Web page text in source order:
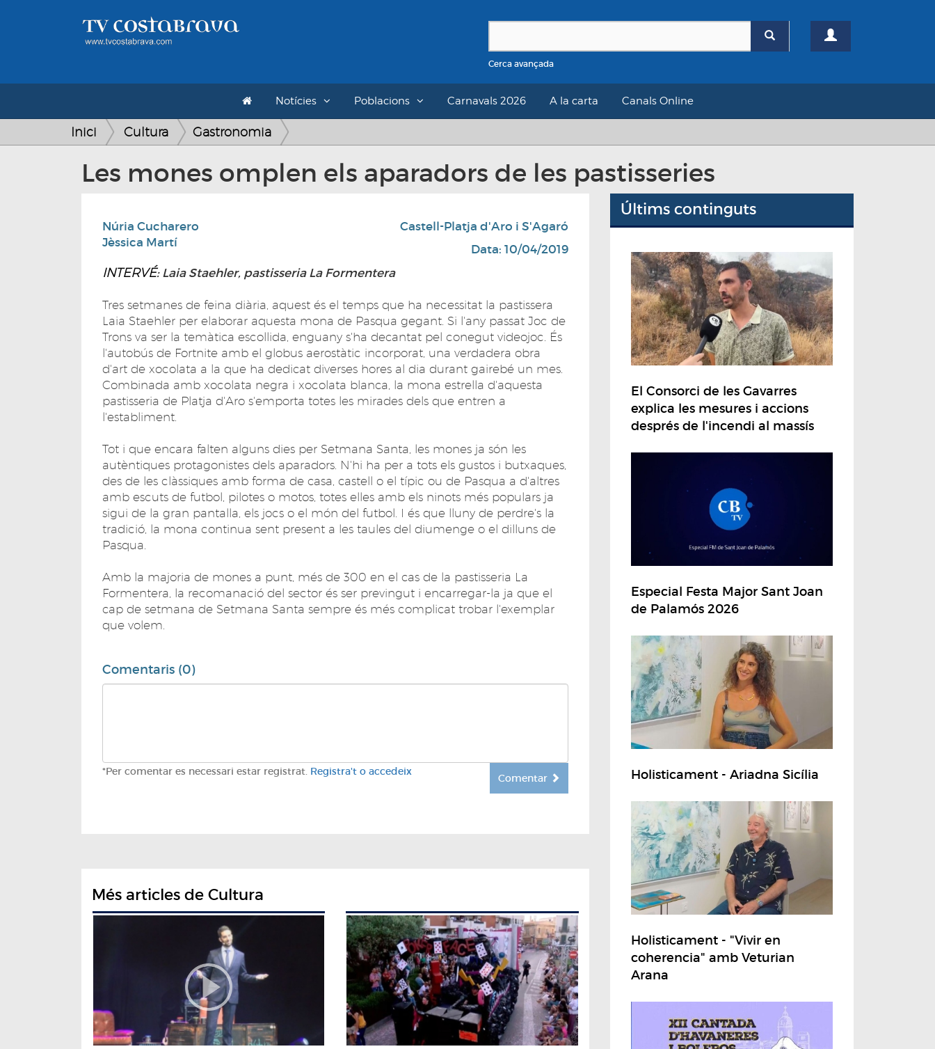
Cerca avançada
Notícies Poblacions Carnavals 2026 A la carta Canals Online
Inici Cultura Gastronomia
Les mones omplen els aparadors de les pastisseries
Núria Cucharero
Jèssica Martí
Castell-Platja d'Aro i S'Agaró
Data: 10/04/2019
INTERVÉ: Laia Staehler, pastisseria La Formentera
Tres setmanes de feina diària, aquest és el temps que ha necessitat la pastissera
Laia Staehler per elaborar aquesta mona de Pasqua gegant. Si l'any passat Joc de
Trons va ser la temàtica escollida, enguany s'ha decantat pel conegut videojoc. És
l'autobús de Fortnite amb el globus aerostàtic incorporat, una verdadera obra
d'art de xocolata a la que ha dedicat diverses hores al dia durant gairebé un mes.
Combinada amb xocolata negra i xocolata blanca, la mona estrella d'aquesta
pastisseria de Platja d'Aro s'emporta totes les mirades dels que entren a
l'establiment.
Tot i que encara falten alguns dies per Setmana Santa, les mones ja són les
autèntiques protagonistes dels aparadors. N'hi ha per a tots els gustos i butxaques,
des de les clàssiques amb forma de casa, castell o el típic ou de Pasqua a d'altres
amb escuts de futbol, pilotes o motos, totes elles amb els ninots més populars ja
sigui de la gran pantalla, els jocs o el món del futbol. I és que lluny de perdre's la
tradició, la mona continua sent present a les taules del diumenge o el dilluns de
Pasqua.
Amb la majoria de mones a punt, més de 300 en el cas de la pastisseria La
Formentera, la recomanació del sector és ser previngut i encarregar-la ja que el
cap de setmana de Setmana Santa sempre és més complicat trobar l'exemplar
que volem.
Comentaris (0)
*Per comentar es necessari estar registrat. Registra't o accedeix
Comentar
Més articles de Cultura
Últims continguts
El Consorci de les Gavarres
explica les mesures i accions
després de l'incendi al massís
Especial Festa Major Sant Joan
de Palamós 2026
Holisticament - Ariadna Sicília
Holisticament - "Vivir en
coherencia" amb Veturian
Arana